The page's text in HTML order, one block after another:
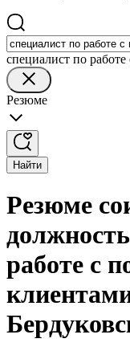
специалист по
Резюме
Найти
Резюме
работе с